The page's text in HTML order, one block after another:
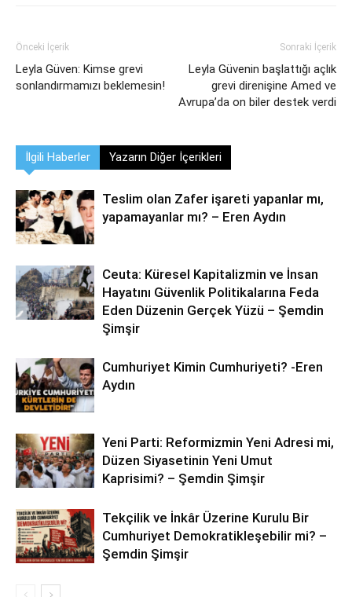
Önceki İçerik
Leyla Güven: Kimse grevi
sonlandırmamızı beklemesin!
Sonraki İçerik
Leyla Güvenin başlattığı açlık
grevi direnişine Amed ve
Avrupa’da on biler destek verdi
İlgili Haberler Yazarın Diğer İçerikleri
Teslim olan Zafer işareti yapanlar mı,
yapamayanlar mı? – Eren Aydın
Ceuta: Küresel Kapitalizmin ve İnsan
Hayatını Güvenlik Politikalarına Feda
Eden Düzenin Gerçek Yüzü – Şemdin
Şimşir
Cumhuriyet Kimin Cumhuriyeti? -Eren
Aydın
Yeni Parti: Reformizmin Yeni Adresi mi,
Düzen Siyasetinin Yeni Umut
Kaprisimi? – Şemdin Şimşir
Tekçilik ve İnkâr Üzerine Kurulu Bir
Cumhuriyet Demokratikleşebilir mi? –
Şemdin Şimşir